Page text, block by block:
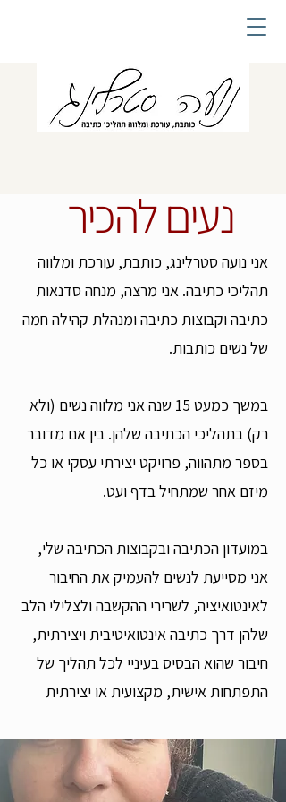
הכל מתחיל מסיפור
נעים להכיר
אני נועה סטרלינג, כותבת, עורכת ומלווה
תהליכי כתיבה. אני מרצה, מנחה סדנאות
כתיבה וקבוצות כתיבה ומנהלת קהילה חמה
של נשים כותבות.
במשך כמעט 15 שנה אני מלווה נשים (ולא
רק) בתהליכי הכתיבה שלהן. בין אם מדובר
בספר מתהווה, פרויקט יצירתי עסקי או כל
מיזם אחר שמתחיל בדף ועט.
במועדון הכתיבה ובקבוצות הכתיבה שלי,
אני מסייעת לנשים להעמיק את החיבור
לאינטואיציה, לשרירי ההקשבה ולצלילי הלב
שלהן דרך כתיבה אינטואיטיבית ויצירתית,
חיבור שהוא הבסיס בעיניי לכל תהליך של
התפתחות אישית, מקצועית או יצירתית